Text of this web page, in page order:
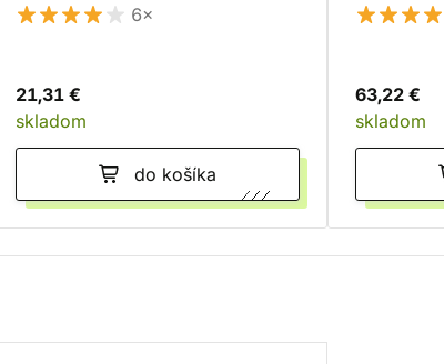
6×
21,31 €
skladom
do košíka
63,22 €
skladom